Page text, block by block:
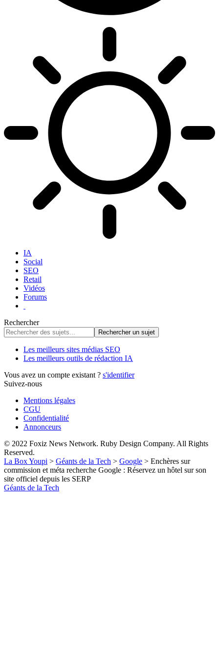
IA
Social
SEO
Retail
Vidéos
Forums
Rechercher
Les meilleurs sites médias SEO
Les meilleurs outils de rédaction IA
Vous avez un compte existant ? s'identifier
Suivez-nous
Mentions légales
CGU
Confidentialité
Annonceurs
© 2022 Foxiz News Network. Ruby Design Company. All Rights
Reserved.
La Box Youpi > Géants de la Tech > Google > Enchères sur
commission et méta recherche Google : Réservez un hôtel sur son
site officiel depuis les SERP
Géants de la Tech